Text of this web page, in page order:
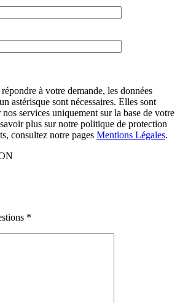
à votre demande, les données
astérisque sont nécessaires. Elles sont
nos services uniquement sur la base de votre
plus sur notre politique de protection
consultez notre pages Mentions Légales.
*